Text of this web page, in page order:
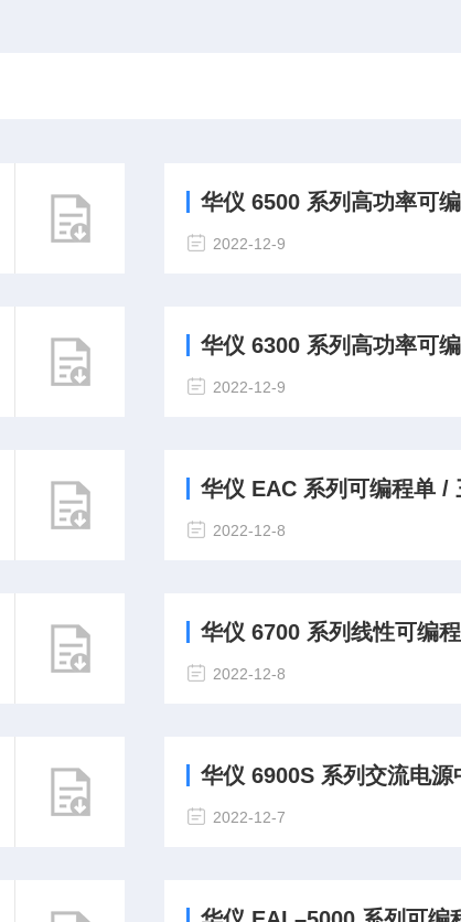
华仪 6500 系列高功率可
2022-12-9
华仪 6300 系列高功率可编
2022-12-9
华仪 EAC 系列可编程单 /
2022-12-8
华仪 6700 系列线性可编
2022-12-8
华仪 6900S 系列交流电源
2022-12-7